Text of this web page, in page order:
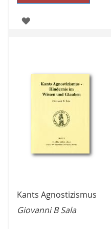
ZUR
Kants Agnostizismus
Giovanni B Sala